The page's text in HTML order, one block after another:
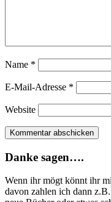
Name *
E-Mail-Adresse *
Website
Danke sagen….
Wenn ihr mögt könnt ihr
davon zahlen ich dann